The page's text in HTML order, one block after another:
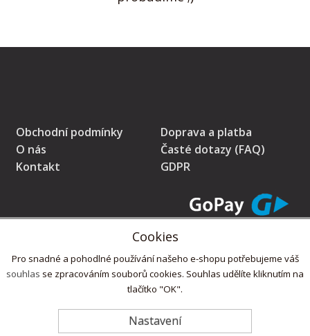
Cookies
Pro snadné a pohodlné používání našeho e-shopu potřebujeme váš
souhlas se zpracováním souborů cookies. Souhlas udělíte kliknutím na
tlačítko "OK".
Nastavení
Obchodní podmínky
O nás
Kontakt
Doprava a platba
Časté dotazy (FAQ)
GDPR